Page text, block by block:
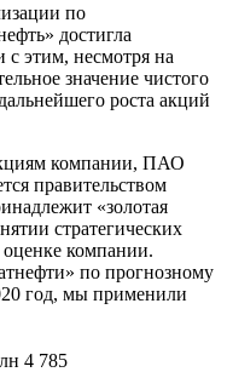
по
достигла
с этим, несмотря на
значение чистого
роста акций
компании, ПАО
правительством
«золотая
стратегических
компании.
по прогнозному
год, мы применили
4 785